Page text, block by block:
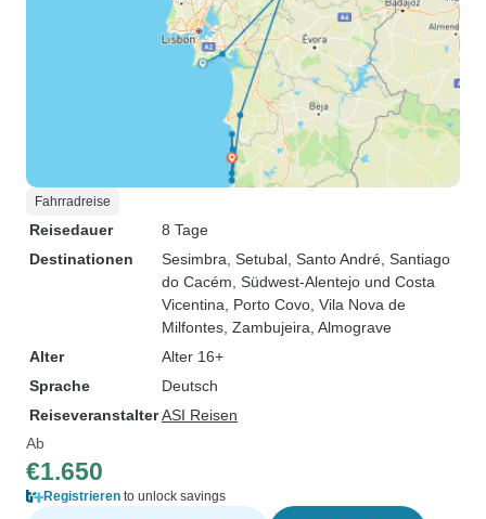
Fahrradreise
Reisedauer
8 Tage
Destinationen
Sesimbra , Setubal , Santo André , Santiago
do Cacém , Südwest-Alentejo und Costa
Vicentina , Porto Covo , Vila Nova de
Milfontes , Zambujeira , Almograve
Alter
Alter 16+
Sprache
Deutsch
ReiseveranstalterASI Reisen
Ab
€1.650
Registrieren to unlock savings